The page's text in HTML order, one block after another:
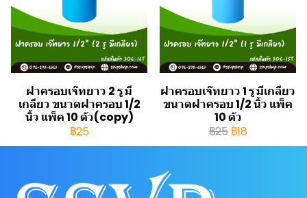
ฝาครอบเจ๊ทยาว 2 รู มี
เกลียว ขนาดฝาครอบ 1/2
นิ้ว แพ็ค 10 ตัว(copy)
฿25
ฝาครอบเจ๊ทยาว 1 รู มีเกลียว
ขนาดฝาครอบ 1/2 นิ้ว แพ็ค
10 ตัว
฿25 ฿18